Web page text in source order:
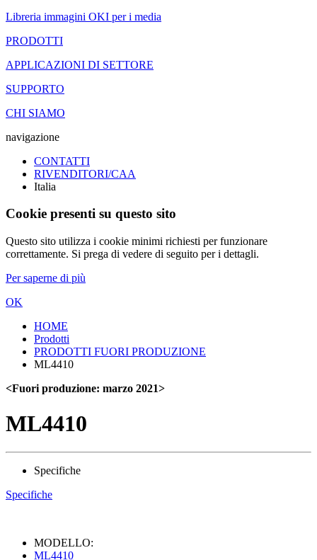
Libreria immagini OKI per i media
PRODOTTI
APPLICAZIONI DI SETTORE
SUPPORTO
CHI SIAMO
navigazione
CONTATTI
RIVENDITORI/CAA
Italia
Cookie presenti su questo sito
Questo sito utilizza i cookie minimi richiesti per funzionare
correttamente. Si prega di vedere di seguito per i dettagli.
Per saperne di più
OK
HOME
Prodotti
PRODOTTI FUORI PRODUZIONE
ML4410
<Fuori produzione: marzo 2021>
ML4410
Specifiche
Specifiche
MODELLO:
ML4410